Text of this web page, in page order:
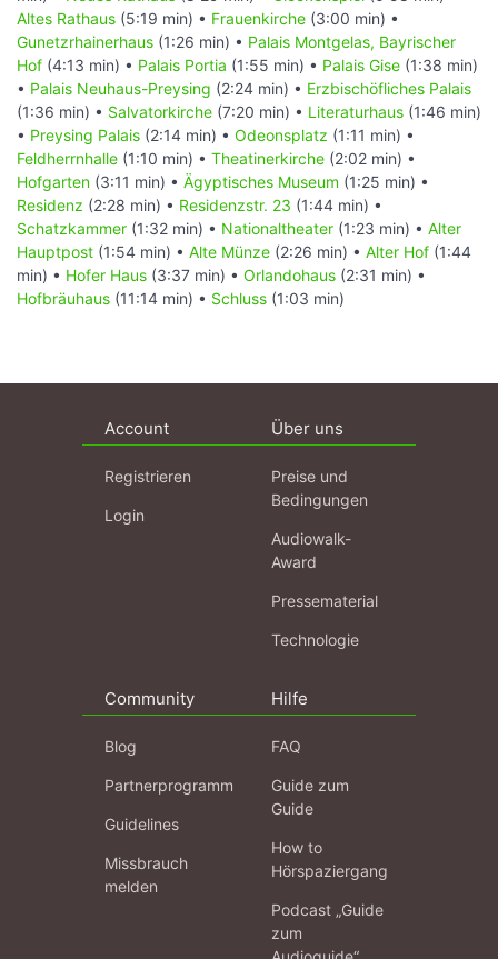
Altes Rathaus (5:19 min) • Frauenkirche (3:00 min) •
Gunetzrhainerhaus (1:26 min) • Palais Montgelas, Bayrischer
Hof (4:13 min) • Palais Portia (1:55 min) • Palais Gise (1:38 min)
• Palais Neuhaus-Preysing (2:24 min) • Erzbischöfliches Palais
(1:36 min) • Salvatorkirche (7:20 min) • Literaturhaus (1:46 min)
• Preysing Palais (2:14 min) • Odeonsplatz (1:11 min) •
Feldherrnhalle (1:10 min) • Theatinerkirche (2:02 min) •
Hofgarten (3:11 min) • Ägyptisches Museum (1:25 min) •
Residenz (2:28 min) • Residenzstr. 23 (1:44 min) •
Schatzkammer (1:32 min) • Nationaltheater (1:23 min) • Alter
Hauptpost (1:54 min) • Alte Münze (2:26 min) • Alter Hof (1:44
min) • Hofer Haus (3:37 min) • Orlandohaus (2:31 min) •
Hofbräuhaus (11:14 min) • Schluss (1:03 min)
Account
Registrieren
Login
Über uns
Preise und
Bedingungen
Audiowalk-
Award
Pressematerial
Technologie
Community
Blog
Partnerprogramm
Guidelines
Missbrauch
melden
Hilfe
FAQ
Guide zum
Guide
How to
Hörspaziergang
Podcast „Guide
zum